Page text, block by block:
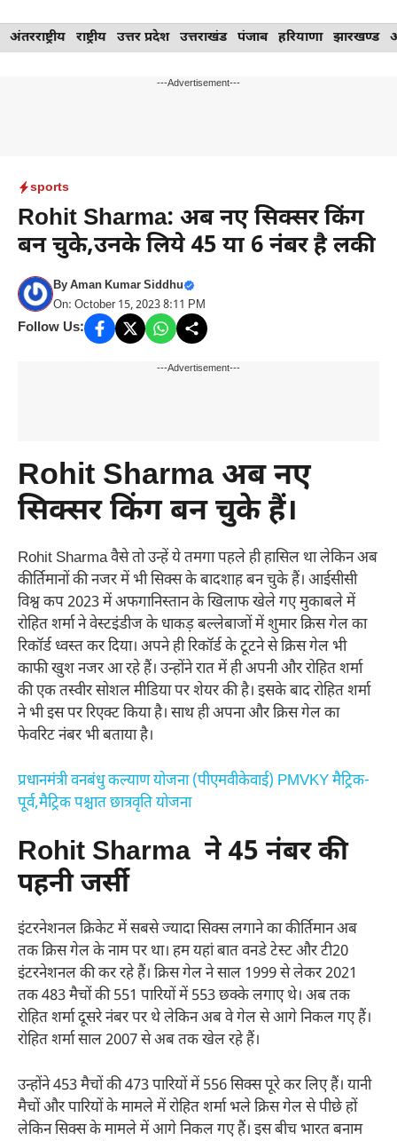
Skip
to
अंतरराष्ट्रीय राष्ट्रीय उत्तर प्रदेश उत्तराखंड पंजाब हरियाणा झारखण्ड
---Advertisement---
sports
Rohit Sharma: अब नए सिक्सर किंग
बन चुके,उनके लिये 45 या 6 नंबर है लकी
ByAman Kumar Siddhu
On: October 15, 2023 8:11 PM
Follow Us:
---Advertisement---
Rohit Sharma अब नए
सिक्सर किंग बन चुके हैं।
Rohit Sharma वैसे तो उन्हें ये तमगा पहले ही हासिल था लेकिन अब
कीर्तिमानों की नजर में भी सिक्स के बादशाह बन चुके हैं। आईसीसी
विश्व कप 2023 में अफगानिस्तान के खिलाफ खेले गए मुकाबले में
रोहित शर्मा ने वेस्टइंडीज के धाकड़ बल्लेबाजों में शुमार ​क्रिस गेल का
रिकॉर्ड ध्वस्त कर दिया। अपने ही रिकॉर्ड के टूटने से क्रिस गेल भी
काफी खुश नजर आ रहे हैं। उन्होंने रात में ही अपनी और रोहित शर्मा
की एक तस्वीर सोशल मीडिया पर शेयर की है। इसके बाद रोहित शर्मा
ने भी इस पर रिएक्ट किया है। साथ ही अपना और ​क्रिस गेल का
फेवरिट नंबर भी बताया है।
प्रधानमंत्री वनबंधु कल्याण योजना (पीएमवीकेवाई) PMVKY मैट्रिक-
पूर्व,मैट्रिक पश्चात छात्रवृति योजना
Rohit Sharma ने 45 नंबर की
पहनी जर्सी
इंटरनेशनल क्रिकेट में सबसे ज्यादा सिक्स लगाने का कीर्तिमान अब
तक क्रिस गेल के नाम पर था। हम यहां बात वनडे टेस्ट और टी20
इंटरनेशनल की कर रहे हैं। क्रिस गेल ने साल 1999 से लेकर 2021
तक 483 मैचों की 551 पारियों में 553 छक्के लगाए थे। अब तक
रोहित शर्मा दूसरे नंबर पर थे लेकिन अब वे गेल से आगे निकल गए हैं।
रोहित शर्मा साल 2007 से अब तक खेल रहे हैं।
उन्होंने 453 मैचों की 473 पारियों में 556 सिक्स पूरे कर लिए हैं। यानी
मैचों और पारियों के मामले में रोहित शर्मा भले क्रिस गेल से पीछे हों
लेकिन सिक्स के मामले में आगे निकल गए हैं। इस बीच भारत बनाम